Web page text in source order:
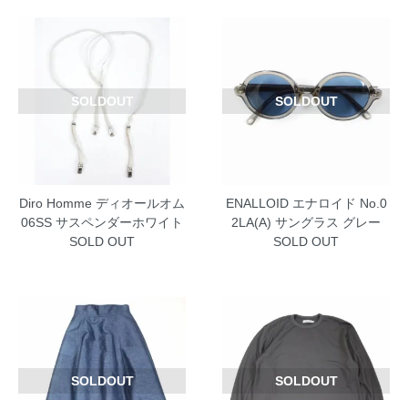
SOLDOUT
Diro Homme ディオールオム
06SS サスペンダーホワイト
SOLD OUT
SOLDOUT
ENALLOID エナロイド No.0
2LA(A) サングラス グレー
SOLD OUT
SOLDOUT SOLDOUT